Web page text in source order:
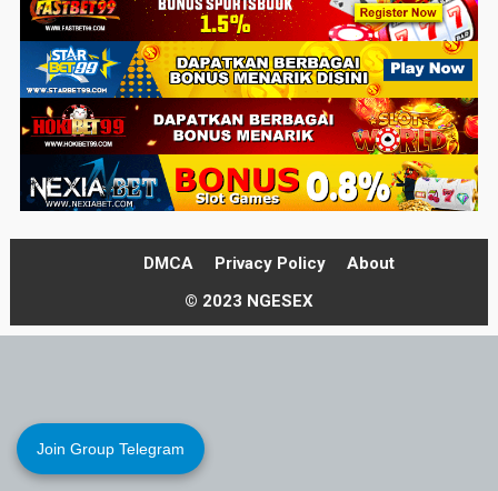
DMCA Privacy Policy
About
© 2023 NGESEX
Join Group Telegram